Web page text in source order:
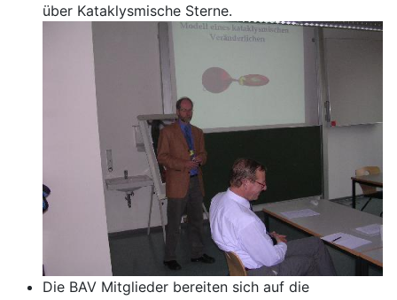
über Kataklysmische Sterne.
Die BAV Mitglieder bereiten sich auf die